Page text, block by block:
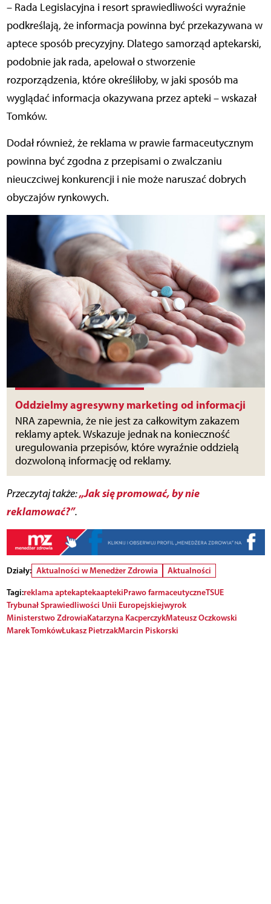
– Rada Legislacyjna i resort sprawiedliwości wyraźnie
podkreślają, że informacja powinna być przekazywana w
aptece sposób precyzyjny. Dlatego samorząd aptekarski,
podobnie jak rada, apelował o stworzenie
rozporządzenia, które określiłoby, w jaki sposób ma
wyglądać informacja okazywana przez apteki – wskazał
Tomków.
Dodał również, że reklama w prawie farmaceutycznym
powinna być zgodna z przepisami o zwalczaniu
nieuczciwej konkurencji i nie może naruszać dobrych
obyczajów rynkowych.
Oddzielmy agresywny marketing od informacji
NRA zapewnia, że nie jest za całkowitym zakazem
reklamy aptek. Wskazuje jednak na konieczność
uregulowania przepisów, które wyraźnie oddzielą
dozwoloną informację od reklamy.
Przeczytaj także:„Jak się promować, by nie
reklamować?”.
Działy: Aktualności w Menedżer Zdrowia
Aktualności
Tagi:reklama aptekaptekaaptekiPrawo farmaceutyczneTSUE
Trybunał Sprawiedliwości Unii Europejskiejwyrok
Ministerstwo ZdrowiaKatarzyna KacperczykMateusz Oczkowski
Marek TomkówŁukasz PietrzakMarcin Piskorski